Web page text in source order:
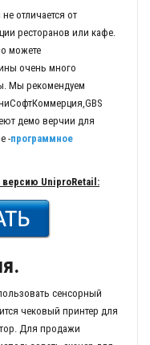
отличается от
ресторанов или кафе.
можете
очень много
Мы рекомендуем
демо верчии для
-программное
UniproRetail:
сенсорный
чековый принтер для
Для продажи